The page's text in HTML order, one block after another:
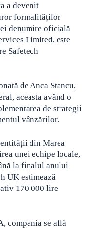
a devenit
formalităților
denumire oficială
Limited, este
Safetech
de Anca Stancu,
aceasta având o
de strategii
vânzărilor.
din Marea
unei echipe locale,
la finalul anului
UK estimează
170.000 lire
compania se află